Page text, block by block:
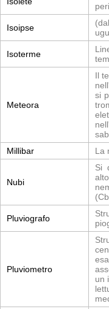
Isoipse
Isoterme
Meteora
Il
si
Millibar
La
Nubi
Si
Pluviografo
Pluviometro
un